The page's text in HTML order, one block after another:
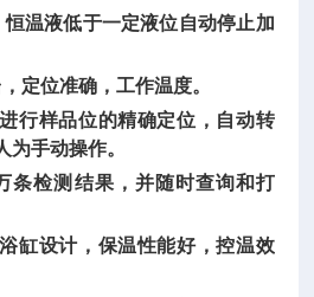
温液低于一定液位自动停止加
定位准确，工作温度。
行样品位的精确定位，自动转
为手动操作。
条检测结果，并随时查询和打
缸设计，保温性能好，控温效